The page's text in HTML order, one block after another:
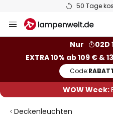
50 Tage
Inhalt
Nur
02D
EXTRA 10% ab 109 € &
Code:
WOW Week:
Deckenleuchten